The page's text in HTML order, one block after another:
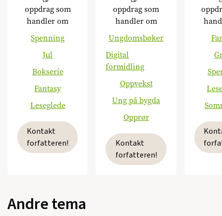
oppdrag som
handler om
Spenning
Jul
Bokserie
Fantasy
Leseglede
Kontakt
forfatteren!
oppdrag som
handler om
Ungdomsbøker
Digital
formidling
Oppvekst
Ung på bygda
Opprør
Kontakt
forfatteren!
Andre tema